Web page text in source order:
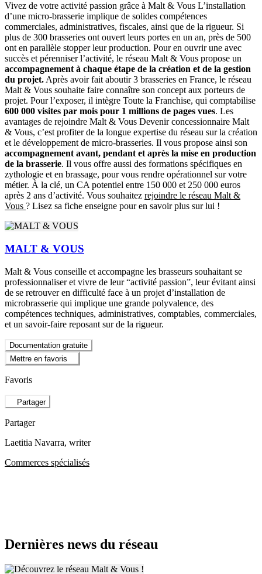
Vivez de votre activité passion grâce à Malt & Vous L’installation
d’une micro-brasserie implique de solides compétences
commerciales, administratives, fiscales, ainsi que de la rigueur. Si
plus de 300 brasseries ont ouvert leurs portes en un an, près de 500
ont en parallèle stopper leur production. Pour en ouvrir une avec
succès et pérenniser l’activité, le réseau Malt & Vous propose un
accompagnement à chaque étape de la création et de la gestion
du projet.Après avoir fait aboutir 3 brasseries en France, le réseau
Malt & Vous souhaite faire connaître son concept aux porteurs de
projet. Pour l’exposer, il intègre Toute la Franchise, qui comptabilise
600 000 visites par mois pour 1 millions de pages vues. Les
avantages de rejoindre Malt & Vous Devenir concessionnaire Malt
& Vous, c’est profiter de la longue expertise du réseau sur la création
et le développement de micro-brasseries. Il vous propose ainsi son
accompagnement avant, pendant et après la mise en production
de la brasserie. Il vous offre aussi des formations spécifiques en
zythologie et en brassage, pour vous rendre opérationnel sur votre
métier. À la clé, un CA potentiel entre 150 000 et 250 000 euros
après 2 ans d’activité. Vous souhaitez rejoindre le réseau Malt &
Vous ? Lisez sa fiche enseigne pour en savoir plus sur lui !
MALT & VOUS
Malt & Vous conseille et accompagne les brasseurs souhaitant se
professionnaliser et vivre de leur “activité passion”, leur évitant ainsi
de se retrouver en difficulté face à un projet d’installation de
microbrasserie qui implique une grande polyvalence, des
compétences techniques, administratives, comptables, commerciales,
et un savoir-faire reposant sur de la rigueur.
Documentation gratuite
Mettre en favoris
Favoris
Partager
Partager
Laetitia Navarra, writer
Commerces spécialisés
Dernières news du réseau